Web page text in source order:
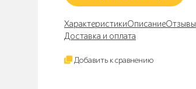
ХарактеристикиОписаниеОтзывы
Доставка и оплата
Добавить к сравнению